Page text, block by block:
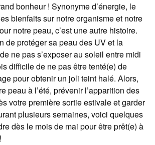
bonheur ! Synonyme d’énergie, le
bienfaits sur notre organisme et notre
notre peau, c’est une autre histoire.
de protéger sa peau des UV et la
ne pas s’exposer au soleil entre midi
difficile de ne pas être tenté(e) de
pour obtenir un joli teint halé. Alors,
peau à l’été, prévenir l’apparition des
votre première sortie estivale et garder
plusieurs semaines, voici quelques
dès le mois de mai pour être prêt(e) à